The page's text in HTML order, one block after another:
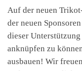
Auf der neuen
der neuen
dieser
anknüpfen zu
ausbauen! Wir